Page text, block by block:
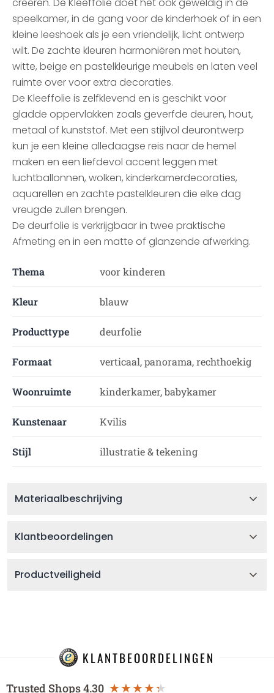
speelkamer, in de gang voor de kinderhoek of in een
kleine leeshoek als je een vriendelijk, licht ontwerp
wilt. De zachte kleuren harmoniëren met houten,
witte, beige en pastelkleurige meubels en laten veel
ruimte over voor extra decoraties.
De Kleeffolie is zelfklevend en is geschikt voor
gladde oppervlakken zoals geverfde deuren, hout,
metaal of kunststof. Met een stijlvol deurontwerp
kun je een kleine alledaagse reis naar de hemel
maken en een liefdevol accent leggen met
luchtballonnen, wolken, kinderkamerdecoraties,
aquarellen en zachte pastelkleuren die elke dag
vreugde zullen brengen.
De deurfolie is verkrijgbaar in twee praktische
Afmeting en in een matte of glanzende afwerking.
Thema voor kinderen
Kleur blauw
Producttype deurfolie
Formaat verticaal, panorama, rechthoekig
Woonruimte kinderkamer, babykamer
Kunstenaar Kvilis
Stijl illustratie & tekening
Materiaalbeschrijving
Klantbeoordelingen
Productveiligheid
KLANTBEOORDELINGEN
Trusted Shops4.30